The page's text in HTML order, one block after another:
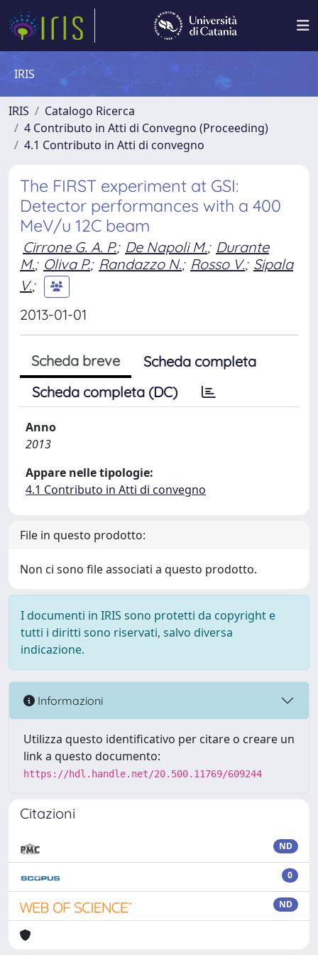
IRIS
IRIS
Catalogo Ricerca
4 Contributo in Atti di Convegno (Proceeding)
4.1 Contributo in Atti di convegno
The FIRST experiment at GSI:
Detector performances with a 400
MeV/u 12C beam
Cirrone G. A. P.; De Napoli M.; Durante
M.; Oliva P.; Randazzo N.; Rosso V.; Sipala
V.;
2013-01-01
Scheda breve
Scheda completa
Scheda completa (DC)
Anno
2013
Appare nelle tipologie:
4.1 Contributo in Atti di convegno
File in questo prodotto:
Non ci sono file associati a questo prodotto.
I documenti in IRIS sono protetti da copyright e
tutti i diritti sono riservati, salvo diversa
indicazione.
Informazioni
Utilizza questo identificativo per citare o creare un
link a questo documento:
https://hdl.handle.net/20.500.11769/609244
Citazioni
ND
0
ND